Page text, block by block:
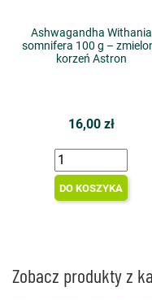
Ashwagandha Withania
somnifera 100 g –
korzeń Astron
16,00 zł
DO KOSZYKA
Zobacz produkty z